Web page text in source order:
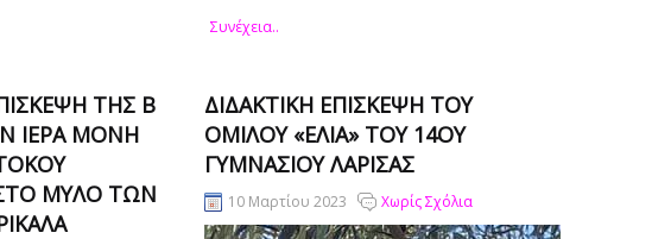
Συνέχεια..
ΤΗΣ Β
ΙΕΡΆ ΜΟΝΉ
ΜΎΛΟ ΤΩΝ
ΔΙΔΑΚΤΙΚΉ ΕΠΊΣΚΕΨΗ ΤΟΥ
ΟΜΊΛΟΥ «ΕΛΙΆ» ΤΟΥ 14ΟΥ
ΓΥΜΝΑΣΊΟΥ ΛΆΡΙΣΑΣ
10 Μαρτίου 2023 Χωρίς Σχόλια